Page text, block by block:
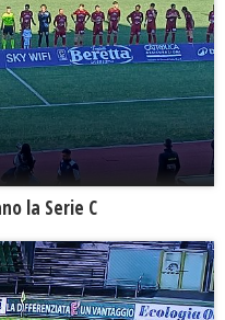
la Serie C